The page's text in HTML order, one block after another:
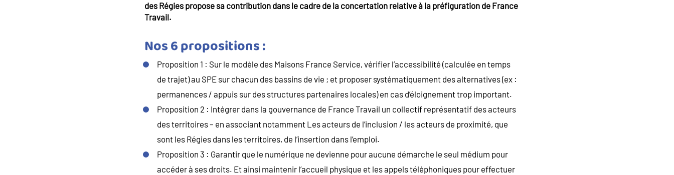
des Régies propose sa contribution dans le cadre de la concertation relative à la préfiguration de France
Travail.
Nos 6 propositions :
Proposition 1 : Sur le modèle des Maisons France Service, vérifier l’accessibilité (calculée en temps
de trajet) au SPE sur chacun des bassins de vie ; et proposer systématiquement des alternatives (ex :
permanences / appuis sur des structures partenaires locales) en cas d’éloignement trop important.
Proposition 2 : Intégrer dans la gouvernance de France Travail un collectif représentatif des acteurs
des territoires – en associant notamment Les acteurs de l’inclusion / les acteurs de proximité, que
sont les Régies dans les territoires, de l’insertion dans l’emploi.
Proposition 3 : Garantir que le numérique ne devienne pour aucune démarche le seul médium pour
accéder à ses droits. Et ainsi maintenir l’accueil physique et les appels téléphoniques pour effectuer